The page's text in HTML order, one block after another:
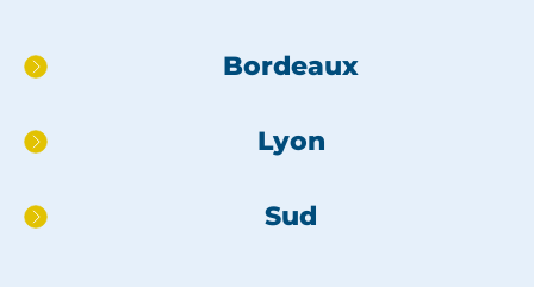
Aller
pied
Bordeaux
Lyon
Sud